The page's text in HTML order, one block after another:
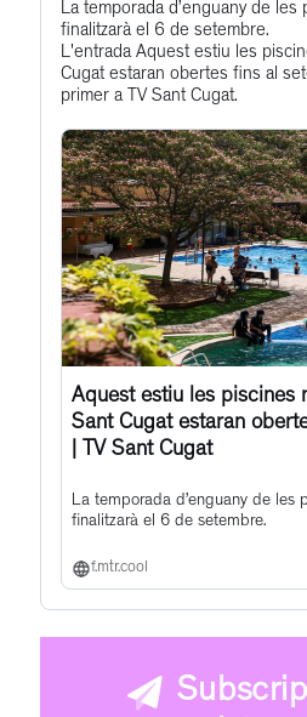
Get
to
this
post
La temporada d’enguany de les
finalitzarà el 6 de setembre.
L'entrada Aquest estiu les
Cugat estaran obertes fins al
primer a TV Sant Cugat.
Aquest estiu les piscines
Sant Cugat estaran
| TV Sant Cugat
La temporada d’enguany de les
finalitzarà el 6 de setembre.
f.mtr.cool